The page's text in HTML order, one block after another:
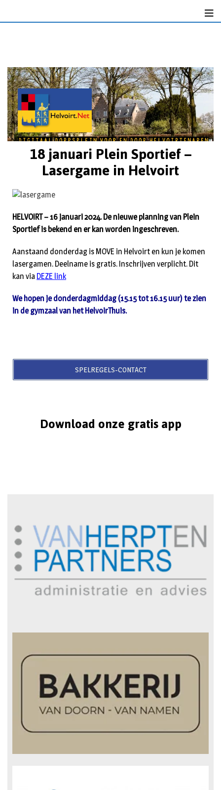
18 januari Plein Sportief –
Lasergame in Helvoirt
HELVOIRT – 16 januari 2024. De nieuwe planning van Plein
Sportief is bekend en er kan worden ingeschreven.
Aanstaand donderdag is MOVE in Helvoirt en kun je komen
lasergamen. Deelname is gratis. Inschrijven verplicht. Dit
kan via DEZE link
We hopen je donderdagmiddag (15.15 tot 16.15 uur) te zien
in de gymzaal van het HelvoirThuis.
SPELREGELS-CONTACT
Download onze gratis app